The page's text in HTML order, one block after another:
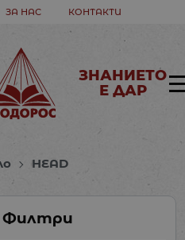
ЗА НАС КОНТАКТИ
ЗНАНИЕТО
Е ДАР
HEAD
Филтри